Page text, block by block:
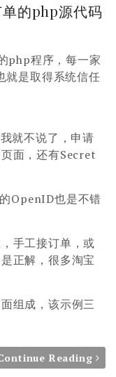
的php源代码
php程序，每一家
就是取得系统信任
就不说了，申请
面，还有Secret
OpenID也是不错
手工接订单，或
正解，很多淘宝
组成，该示例三
Reading